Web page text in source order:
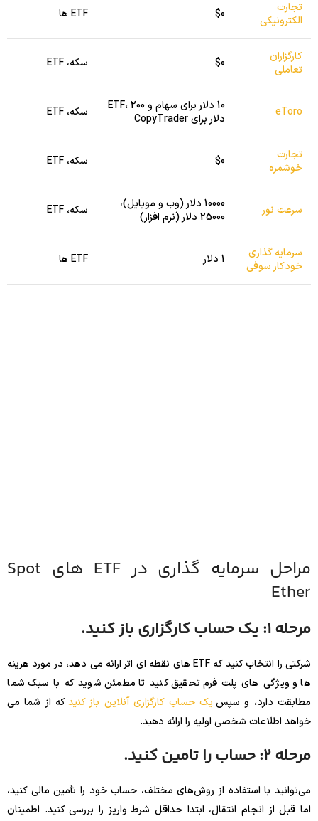
تجارت
الکترونیکی
$0 ETF ها
کارگزاران
تعاملی
$0 سکه، ETF
eToro
10 دلار برای سهام و ETF، 200
دلار برای CopyTrader
سکه، ETF
تجارت
خوشمزه
$0 سکه، ETF
سرعت نور
10000 دلار (وب و موبایل)،
25000 دلار (نرم افزار)
سکه، ETF
سرمایه گذاری
خودکار سوفی
1 دلار ETF ها
مراحل سرمایه گذاری در ETF های Spot
Ether
مرحله 1: یک حساب کارگزاری باز کنید.
شرکتی را انتخاب کنید که ETF های نقطه ای اتر ارائه می دهد، در مورد هزینه
ها و ویژگی های پلت فرم تحقیق کنید تا مطمئن شوید که با سبک شما
مطابقت دارد، و سپس یک حساب کارگزاری آنلاین باز کنیدکه از شما می
خواهد اطلاعات شخصی اولیه را ارائه دهید.
مرحله 2: حساب را تامین کنید.
می‌توانید با استفاده از روش‌های مختلف، حساب خود را تأمین مالی کنید،
اما قبل از انجام انتقال، ابتدا حداقل شرط واریز را بررسی کنید. اطمینان